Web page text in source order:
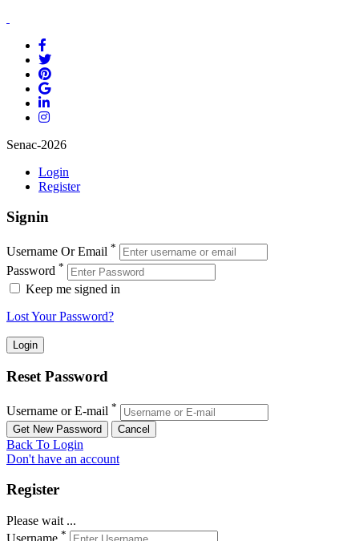
Senac-2026
Login
Register
Signin
Username Or Email *
Password *
Keep me signed in
Lost Your Password?
Reset Password
Username or E-mail *
Back To Login
Don't have an account
Register
Please wait ...
*